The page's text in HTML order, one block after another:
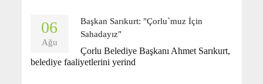
06
Ağu
Başkan Sarıkurt: "Çorlu`muz İçin
Sahadayız"
Çorlu Belediye Başkanı Ahmet Sarıkurt,
belediye faaliyetlerini yerind